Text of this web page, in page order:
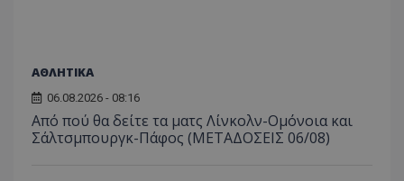
ΑΘΛΗΤΙΚΑ
06.08.2026 - 08:16
Από πού θα δείτε τα ματς Λίνκολν-Ομόνοια και
Σάλτσμπουργκ-Πάφος (ΜΕΤΑΔΟΣΕΙΣ 06/08)